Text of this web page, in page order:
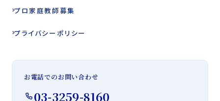
プロ家庭教師募集
プライバシー ポリシー
お電話でのお問い合わせ
03-3259-8160